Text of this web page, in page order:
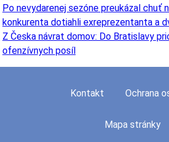
Po nevydarenej sezóne preukázal chuť
konkurenta dotiahli exreprezentanta a
Z Česka návrat domov: Do Bratislavy
ofenzívnych posíl
Kontakt Ochrana
Mapa stránky